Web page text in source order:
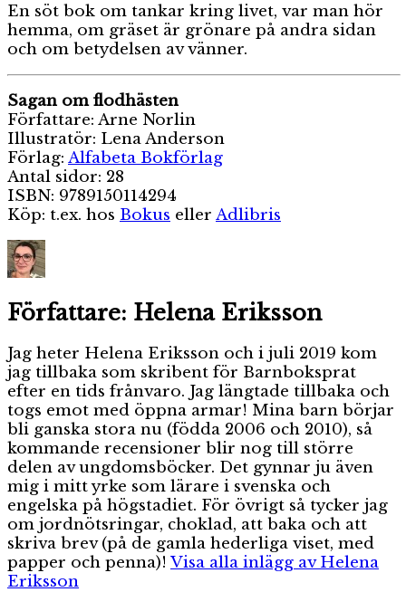
En söt bok om tankar kring livet, var man hör
hemma, om gräset är grönare på andra sidan
och om betydelsen av vänner.
Sagan om flodhästen
Författare: Arne Norlin
Illustratör: Lena Anderson
Förlag: Alfabeta Bokförlag
Antal sidor: 28
ISBN: 9789150114294
Köp: t.ex. hos Bokus eller Adlibris
Författare: Helena Eriksson
Jag heter Helena Eriksson och i juli 2019 kom
jag tillbaka som skribent för Barnboksprat
efter en tids frånvaro. Jag längtade tillbaka och
togs emot med öppna armar! Mina barn börjar
bli ganska stora nu (födda 2006 och 2010), så
kommande recensioner blir nog till större
delen av ungdomsböcker. Det gynnar ju även
mig i mitt yrke som lärare i svenska och
engelska på högstadiet. För övrigt så tycker jag
om jordnötsringar, choklad, att baka och att
skriva brev (på de gamla hederliga viset, med
papper och penna)! Visa alla inlägg av Helena
Eriksson